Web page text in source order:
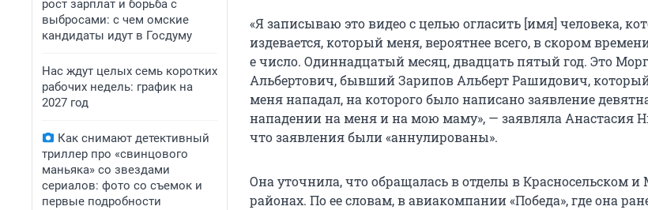
рост зарплат и борьба с
выбросами: с чем омские
кандидаты идут в Госдуму
Нас ждут целых семь коротких
рабочих недель: график на
2027 год
Как снимают детективный
триллер про «свинцового
маньяка» со звездами
сериалов: фото со съемок и
первые подробности
«Я записываю это видео с целью огласить [имя] человека,
издевается, который меня, вероятнее всего, в скором
е число. Одиннадцатый месяц, двадцать пятый год. Это
Альбертович, бывший Зарипов Альберт Рашидович,
меня нападал, на которого было написано заявление
нападении на меня и на мою маму», — заявляла Анастасия
что заявления были «аннулированы».
Она уточнила, что обращалась в отделы в Красносельском и
районах. По ее словам, в авиакомпании «Победа», где она